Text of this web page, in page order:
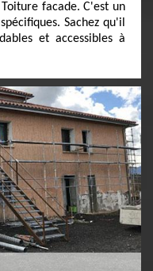
facade. C'est un
Sachez qu'il
et accessibles à